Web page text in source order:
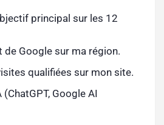
principal sur les 12
de Google sur ma région.
qualifiées sur mon site.
Google AI